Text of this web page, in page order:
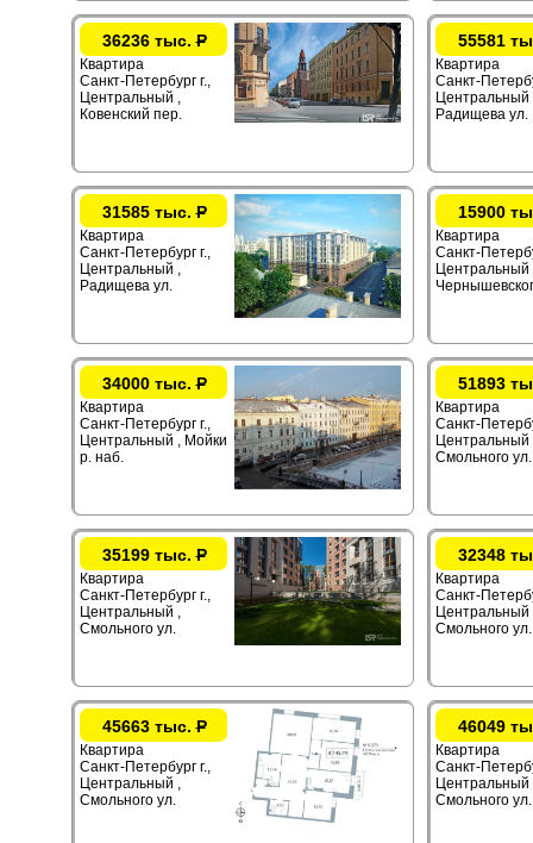
36236 тыс.Р
Квартира
Санкт-Петербург г.,
Центральный ,
Ковенский пер.
55581
Квартира
Санкт-
Центральный
Радищева ул.
31585 тыс.Р
Квартира
Санкт-Петербург г.,
Центральный ,
Радищева ул.
15900
Квартира
Санкт-
Центральный
34000 тыс.Р
Квартира
Санкт-Петербург г.,
Центральный , Мойки
р. наб.
51893
Квартира
Санкт-
Центральный
Смольного ул.
35199 тыс.Р
Квартира
Санкт-Петербург г.,
Центральный ,
Смольного ул.
32348
Квартира
Санкт-
Центральный
Смольного ул.
45663 тыс.Р
Квартира
Санкт-Петербург г.,
Центральный ,
Смольного ул.
46049
Квартира
Санкт-
Центральный
Смольного ул.